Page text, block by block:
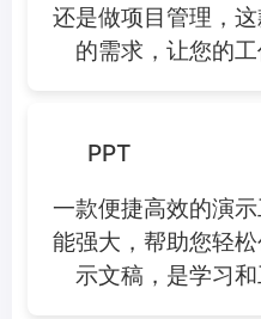
还是做项目管理，
的需求，让您的
PPT
一款便捷高效的演
能强大，帮助您轻
示文稿，是学习和